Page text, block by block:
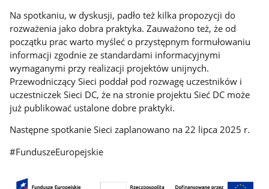
Na spotkaniu, w dyskusji, padło też kilka propozycji do
rozważenia jako dobra praktyka. Zauważono też, że od
początku prac warto myśleć o przystępnym formułowaniu
informacji zgodnie ze standardami informacyjnymi
wymaganymi przy realizacji projektów unijnych.
Przewodniczący Sieci poddał pod rozwagę uczestników i
uczestniczek Sieci DC, że na stronie projektu Sieć DC może
już publikować ustalone dobre praktyki.
Następne spotkanie Sieci zaplanowano na 22 lipca 2025 r.
#FunduszeEuropejskie